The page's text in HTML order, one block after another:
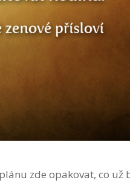
zde opakovat, co už